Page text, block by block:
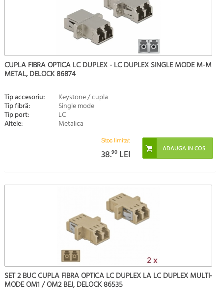
CUPLA FIBRA OPTICA LC DUPLEX - LC DUPLEX SINGLE MODE M-M
METAL, DELOCK 86874
Tip accesoriu: Keystone / cupla
Tip fibră: Single mode
Tip port: LC
Altele: Metalica
Stoc limitat
38.90 LEI
SET 2 BUC CUPLA FIBRA OPTICA LC DUPLEX LA LC DUPLEX MULTI-
MODE OM1 / OM2 BEJ, DELOCK 86535